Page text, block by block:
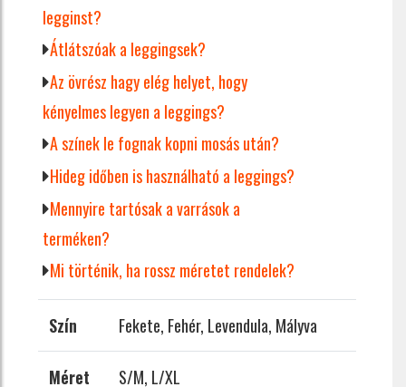
legginst?
Átlátszóak a leggingsek?
Az övrész hagy elég helyet, hogy
kényelmes legyen a leggings?
A színek le fognak kopni mosás után?
Hideg időben is használható a leggings?
Mennyire tartósak a varrások a
terméken?
Mi történik, ha rossz méretet rendelek?
Szín Fekete, Fehér, Levendula, Mályva
Méret S/M, L/XL